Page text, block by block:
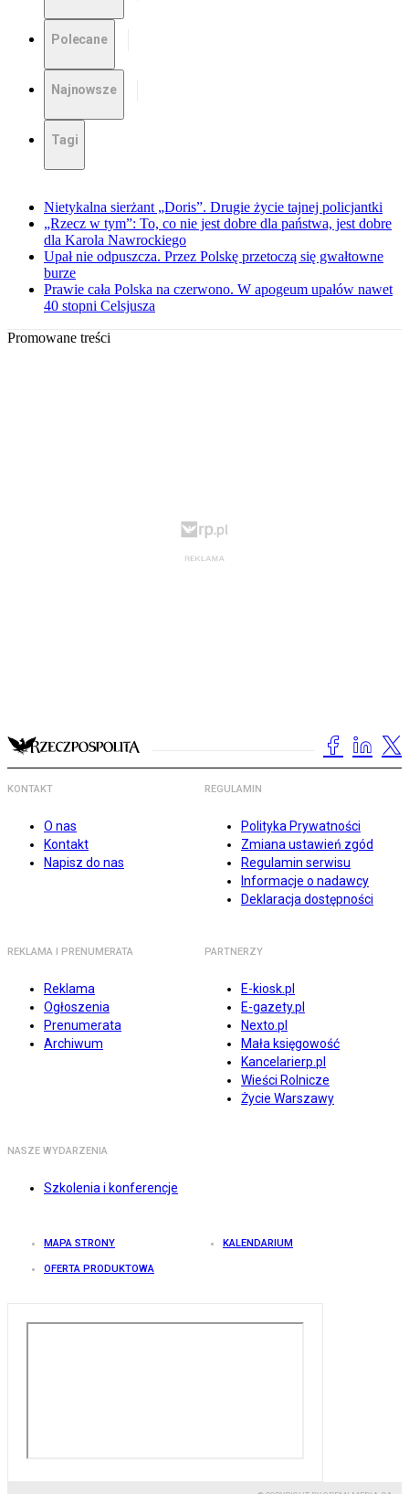
Polecane
Najnowsze
Tagi
Nietykalna sierżant „Doris”. Drugie życie tajnej policjantki
„Rzecz w tym”: To, co nie jest dobre dla państwa, jest dobre
dla Karola Nawrockiego
Upał nie odpuszcza. Przez Polskę przetoczą się gwałtowne
burze
Prawie cała Polska na czerwono. W apogeum upałów nawet
40 stopni Celsjusza
Promowane treści
KONTAKT
O nas
Kontakt
Napisz do nas
REGULAMIN
Polityka Prywatności
Zmiana ustawień zgód
Regulamin serwisu
Informacje o nadawcy
Deklaracja dostępności
REKLAMA I PRENUMERATA
Reklama
Ogłoszenia
Prenumerata
Archiwum
PARTNERZY
E-kiosk.pl
E-gazety.pl
Nexto.pl
Mała księgowość
Kancelarierp.pl
Wieści Rolnicze
Życie Warszawy
NASZE WYDARZENIA
Szkolenia i konferencje
MAPA STRONY KALENDARIUM
OFERTA PRODUKTOWA